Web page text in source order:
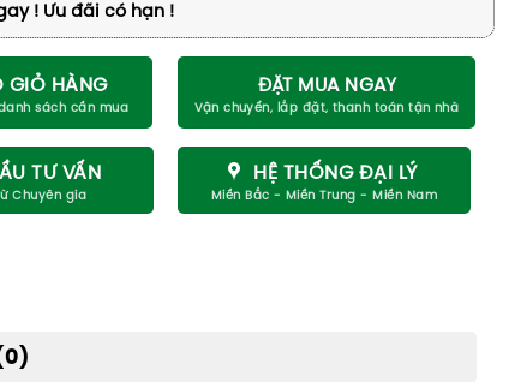
! Ưu đãi có hạn !
GIỎ HÀNG ĐẶT MUA NGAY
TƯ VẤN HỆ THỐNG ĐẠI LÝ